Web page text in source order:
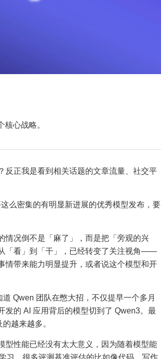
心战略。
反正我是看到相关话题的文章流量、社交平
么密集的有明显新进展的优秀模型发布，要
情况倒不是「麻了」，而是把「旁观的兴
「看」到「干」，已经转变了关注视角——
情带来能力明显提升，或者说这个模型和开
Qwen 团队在憋大招，不仅提早一个多月
发的 AI 应用背后的模型切到了 Qwen3。最
越来越多。
型性能已经没有太大意义，因为随着模型能
，很多评测基准评估的比如像代码、写作